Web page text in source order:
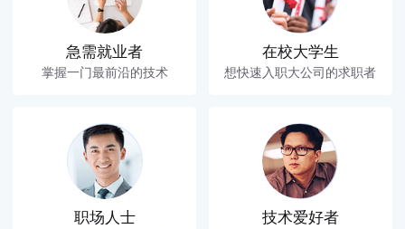
急需就业者
掌握一门最前沿的技术
在校大学生
想快速入职大公司的求职者
职场人士 技术爱好者